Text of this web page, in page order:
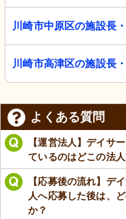
川崎市中原区の施設長
川崎市高津区の施設長
よくある質問
【運営法人】デイサ
ているのはどこの法
【応募後の流れ】デ
人へ応募した後は、
か？